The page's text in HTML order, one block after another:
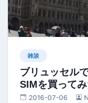
雑談
ブリュッセル
SIMを買って
2016-07-06